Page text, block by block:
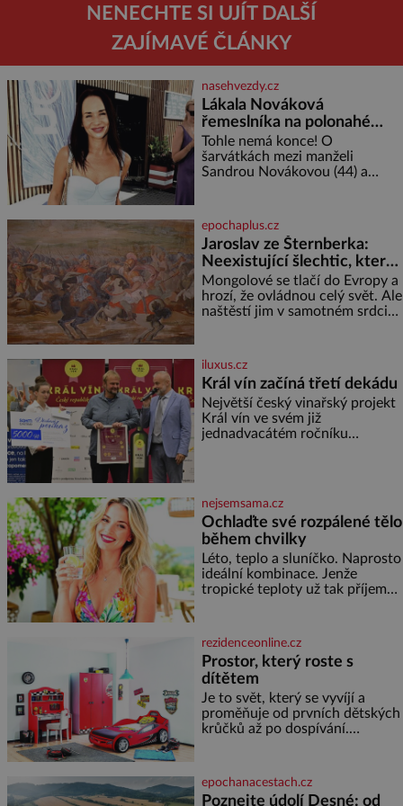
NENECHTE SI UJÍT DALŠÍ
ZAJÍMAVÉ ČLÁNKY
nasehvezdy.cz
Lákala Nováková
řemeslníka na polonahé
tělo!
Tohle nemá konce! O
šarvátkách mezi manželi
Sandrou Novákovou (44) a
by doufal, že horká zem u
herečky ze seriálu Ulice a
režiséra vychladne,
epochaplus.cz
Jaroslav ze Šternberka:
Neexistující šlechtic, který
z Moravy vyžene Mongoly
Mongolové se tlačí do Evropy a
hrozí, že ovládnou celý svět. Ale
naštěstí jim v samotném srdci
dobyvatelské hordy zastavit. Co
nedokáže žádná z asijských říší,
co nedokážou Němci – to
dokáže český král. Nebo že by
ne? Mongolové od roku 1223
postupují podél Kaspického a
iluxus.cz
Král vín začíná třetí dekádu
Největší český vinařský projekt
Král vín ve svém již
jednadvacátém ročníku
nejsemsama.cz
Ochlaďte své rozpálené tělo
během chvilky
Léto, teplo a sluníčko. Naprosto
ideální kombinace. Jenže
tropické teploty už tak příjemné
dyž se nám tropy zaryjí pod
kůži, hledáme úlevu v bazénu
nebo pomocí klimatizace. Jenže
ne vždycky můžeme být v jejich
blízkosti. Nemusíte však zoufat.
Pokud budete mít promyšlený
jídelníček, žadné pařáky si na
rezidenceonline.cz
Prostor, který roste s
dítětem
Je to svět, který se vyvíjí a
proměňuje od prvních dětských
krůčků až po dospívání.
soustředění i odpočinek a
reaguje na každou etapu života
epochanacestach.cz
Poznejte údolí Desné: od